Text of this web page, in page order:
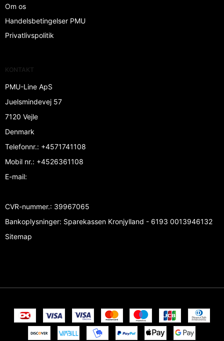
Om os
Handelsbetingelser PMU
Privatlivspolitik
KONTAKT
PMU-Line ApS
Juelsmindevej 57
7120 Vejle
Denmark
Telefonnr.: +4571741108
Mobil nr.: +4526361108
E-mail:
CVR-nummer.: 39967065
Bankoplysninger: Sparekassen Kronjylland - 6193 0013946132
Sitemap